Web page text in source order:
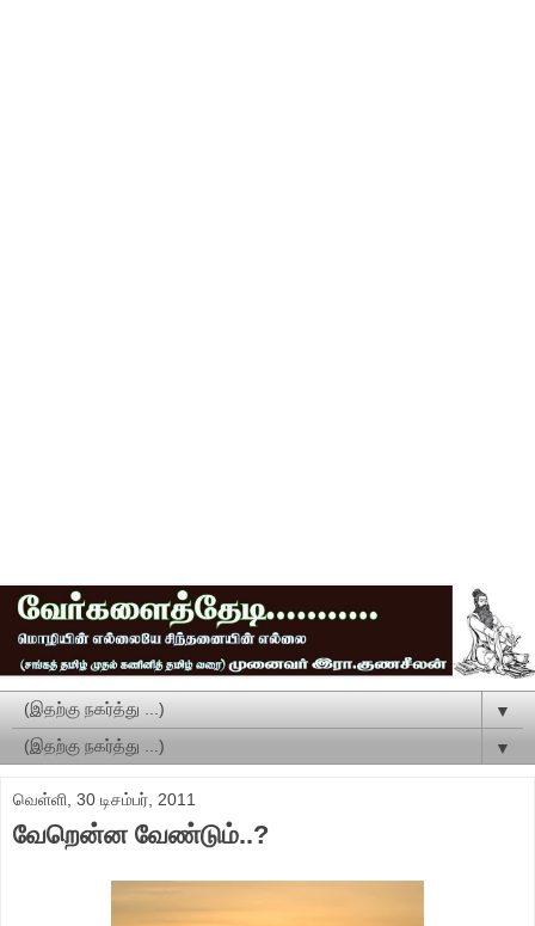
▼
▼
வெள்ளி, 30 டிசம்பர், 2011
வேறென்ன வேண்டும்..?